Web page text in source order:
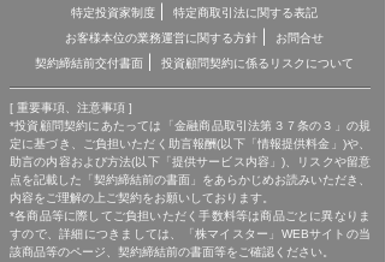
特定投資家制度
特定商取引法に関する表記
お客様本位の業務運営に関する方針
お問合せ
契約締結前交付書面
投資顧問契約に係るリスクについて
[ 重要事項、注意事項 ]
*投資顧問契約にあたっては「金融商品取引法第３７条の３」の規
定に基づき、ご負担いただく助言報酬(以下「情報提供料金」)や、
助言の内容および方法(以下「提供サービス内容」)、リスクや留意
点を記載した「契約締結前の書面」をあらかじめお読みいただき、
内容をご理解の上ご契約をお願いしております。
*各商品等に際してご負担いただく手数料等は商品ごとに異なりま
すので、詳細につきましては、「株マイスター」WEBサイトの当
該商品等のページ、契約締結前の書面等をご確認ください。